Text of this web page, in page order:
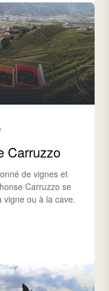
Carruzzo
de vignes et
Carruzzo se
vigne ou à la cave.